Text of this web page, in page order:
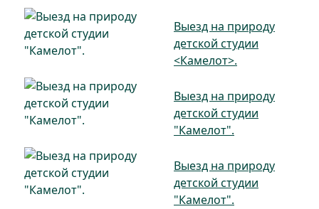
Выезд на природу
детской студии
<Камелот>.
Выезд на природу
детской студии
"Камелот".
Выезд на природу
детской студии
"Камелот".